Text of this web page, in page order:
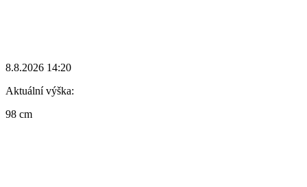
8.8.2026 14:20
Aktuální výška:
98 cm